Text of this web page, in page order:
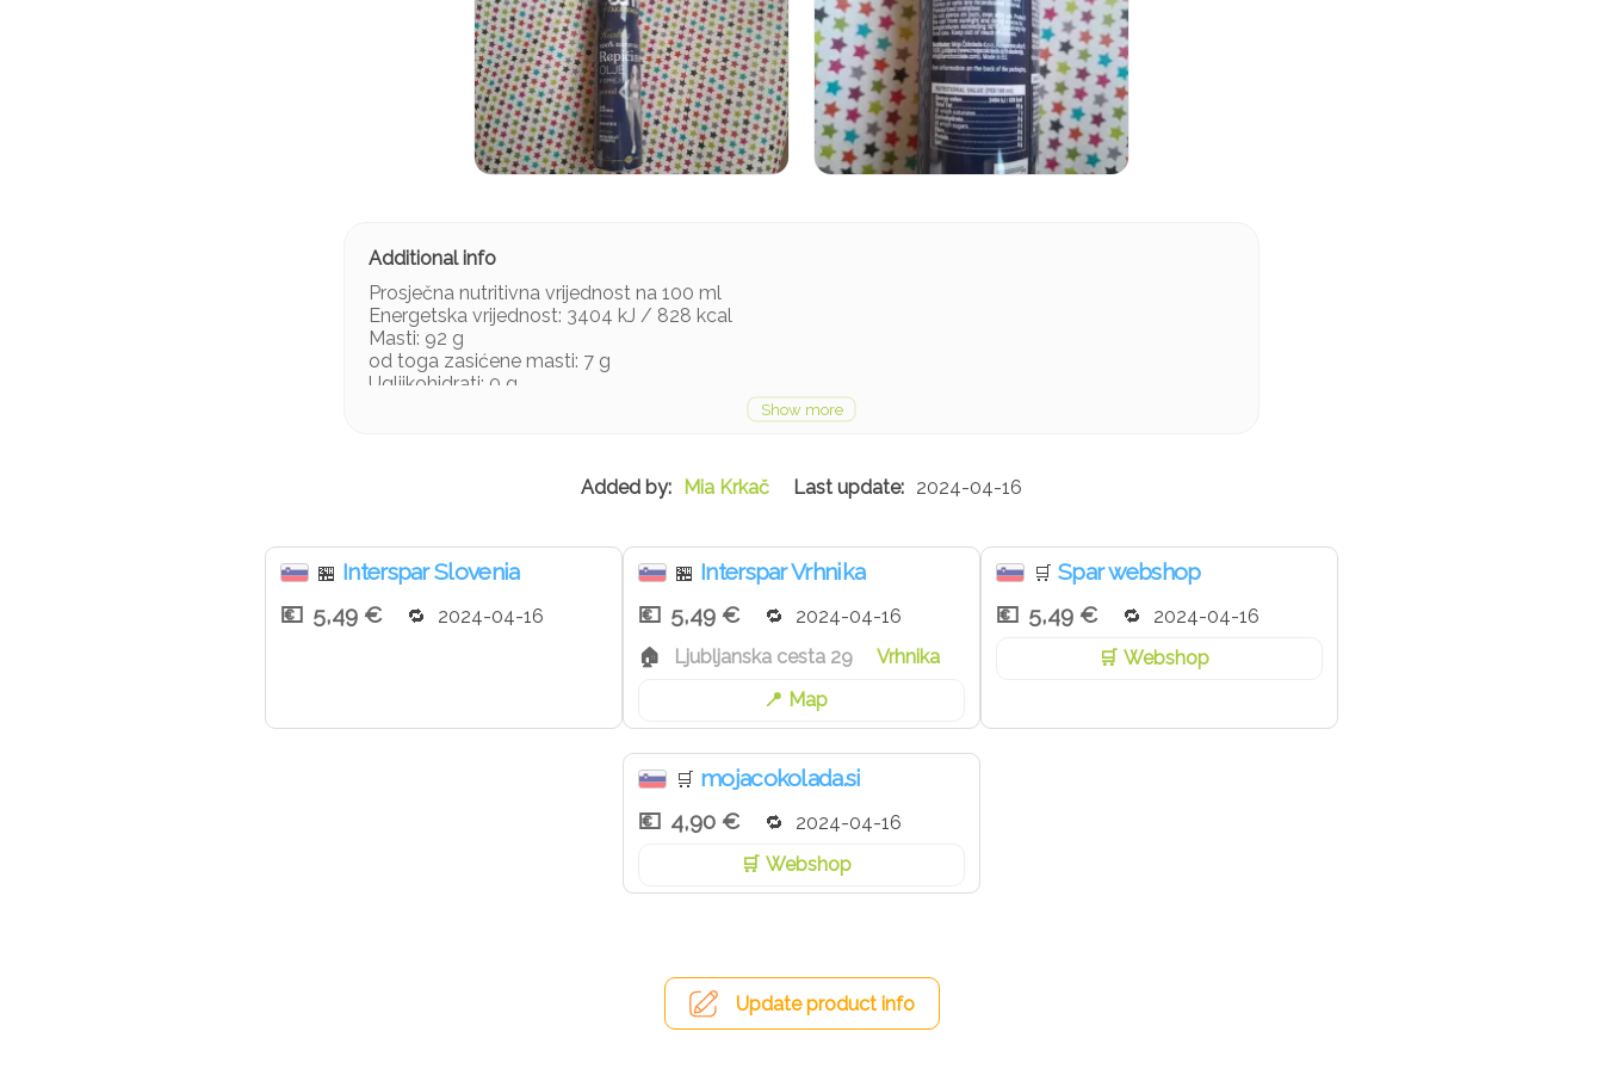
Prosječna nutritivna vrijednost na 100 ml
Energetska vrijednost: 3404 kJ / 828 kcal
Masti: 92 g
od toga zasićene masti: 7 g
Ugljikohidrati: 0 g
Energijska vrednost: 3404 kJ / 828 kcal
Maščobe: 92 g
od tega nasičene maščobe: 7 g
Ogljikovi hidrati: 0 g
Mia Krkač 2024-04-16
🏪 Interspar Slovenia
5,49 €
2024-04-16
🏪 Interspar Vrhnika
5,49 €
2024-04-16
Ljubljanska cesta 29
Vrhnika
Map
🛒 Spar webshop
5,49 €
2024-04-16
Webshop
🛒 mojacokolada.si
4,90 €
2024-04-16
Webshop
Update product info